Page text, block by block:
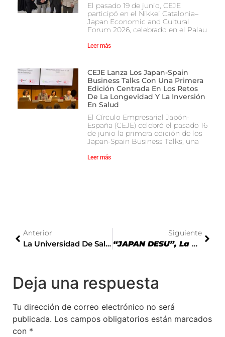
El pasado 19 de junio, CEJE
participó en el Nikkei Catalonia–
Japan Economic and Cultural
Forum 2026, celebrado en el Palau
Leer más
CEJE Lanza Los Japan-Spain
Business Talks Con Una Primera
Edición Centrada En Los Retos
De La Longevidad Y La Inversión
En Salud
El Círculo Empresarial Japón-
España (CEJE) celebró el pasado 16
de junio la primera edición de los
Japan-Spain Business Talks, una
Leer más
Anterior
La Universidad De Salamanca Acoge La X Reunión De Estudios Asiáticos 2022
Siguiente
“JAPAN DESU”, La Vanguardia Del Diseño Japonés En Madrid
Deja una respuesta
Tu dirección de correo electrónico no será
publicada. Los campos obligatorios están marcados
con *